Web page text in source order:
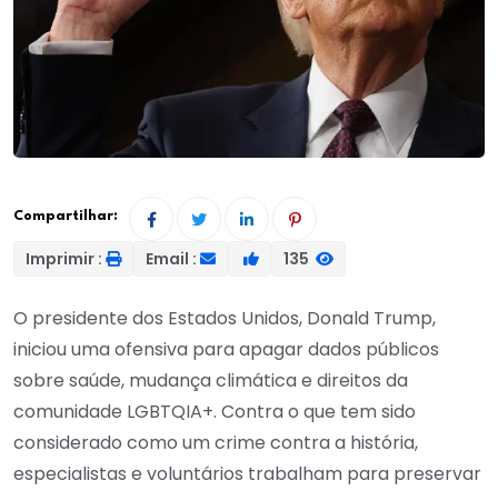
Compartilhar:
Imprimir : Email : 135
O presidente dos Estados Unidos, Donald Trump,
iniciou uma ofensiva para apagar dados públicos
sobre saúde, mudança climática e direitos da
comunidade LGBTQIA+. Contra o que tem sido
considerado como um crime contra a história,
especialistas e voluntários trabalham para preservar